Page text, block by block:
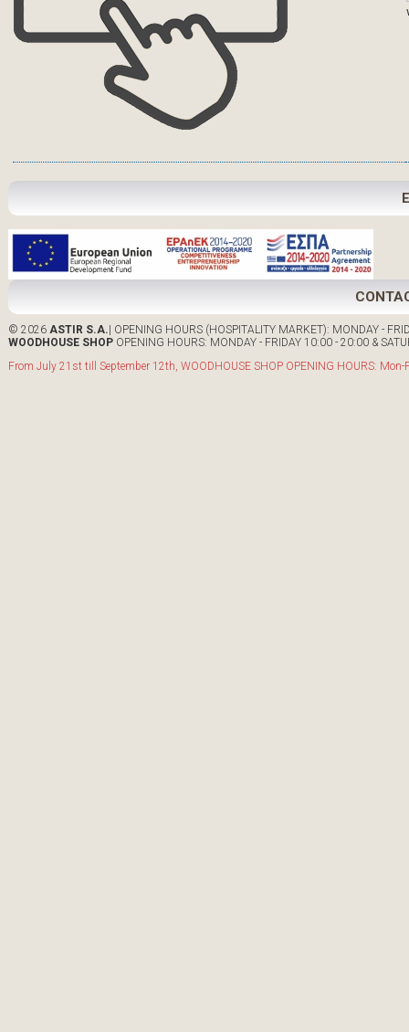
© 2026 ASTIR S.A.| OPENING HOURS (HOSPITALITY MARKET): MONDAY -
WOODHOUSE SHOPOPENING HOURS: MONDAY - FRIDAY 10:00 - 20:00 &
From July 21st till September 12th, WOODHOUSE SHOP OPENING HOURS: